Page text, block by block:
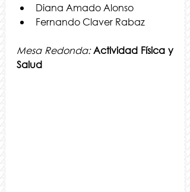
Diana Amado Alonso
Fernando Claver Rabaz
Mesa Redonda: Actividad Física y
Salud